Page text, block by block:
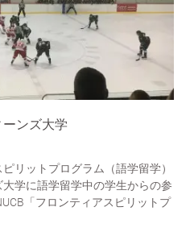
ンズ大学
リットプログラム（語学留学）
学に語学留学中の学生からの参
「フロンティアスピリットプ